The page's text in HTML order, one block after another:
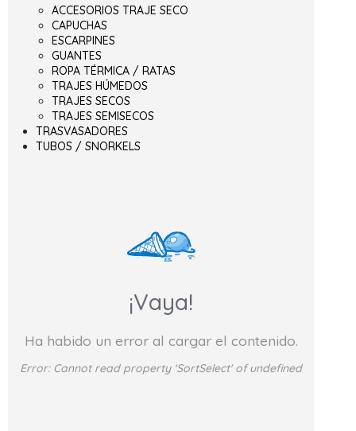
ACCESORIOS TRAJE SECO
CAPUCHAS
ESCARPINES
GUANTES
ROPA TÉRMICA / RATAS
TRAJES HÚMEDOS
TRAJES SECOS
TRAJES SEMISECOS
TRASVASADORES
TUBOS / SNORKELS
¡Vaya!
Ha habido un error al cargar el contenido.
Error: Cannot read property 'SortSelect' of undefined